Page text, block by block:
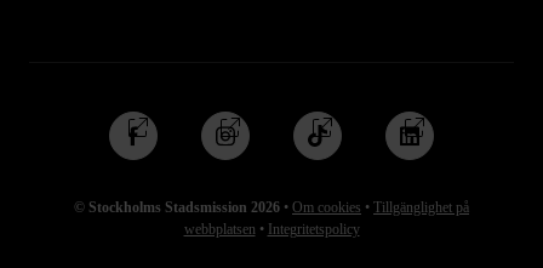
© Stockholms Stadsmission 2026 • Om cookies • Tillgänglighet på
webbplatsen • Integritetspolicy
Följ
oss
Facebook
Följ
oss
Instagram
Följ
oss
TikTok
Följ
oss
Linkedin